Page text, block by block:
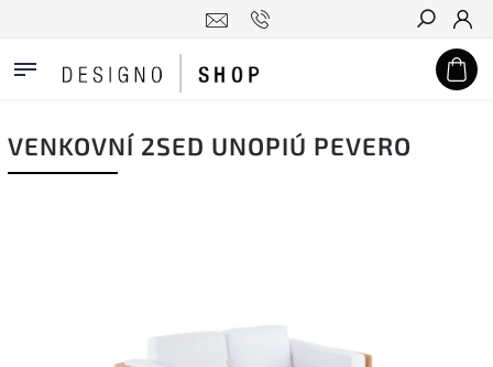
Hledat
VENKOVNÍ 2SED UNOPIÚ PEVERO